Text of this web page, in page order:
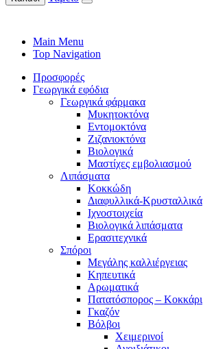
Main Menu
Top Navigation
Προσφορές
Γεωργικά εφόδια
Γεωργικά φάρμακα
Μυκητοκτόνα
Εντομοκτόνα
Ζιζανιοκτόνα
Βιολογικά
Μαστίχες εμβολιασμού
Λιπάσματα
Κοκκώδη
Διαφυλλικά-Κρυσταλλικά
Ιχνοστοιχεία
Βιολογικά λιπάσματα
Ερασιτεχνικά
Σπόροι
Μεγάλης καλλιέργειας
Κηπευτικά
Αρωματικά
Πατατόσπορος – Κοκκάρι
Γκαζόν
Βόλβοι
Χειμερινοί